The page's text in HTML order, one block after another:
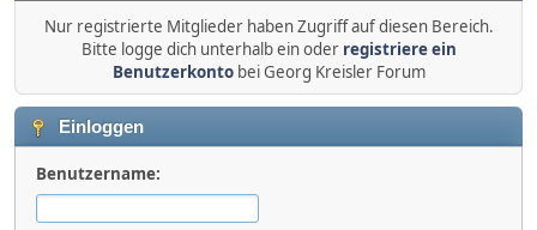
Nur registrierte Mitglieder haben Zugriff auf diesen Bereich.
Bitte logge dich unterhalb ein oder registriere ein
Benutzerkontobei Georg Kreisler Forum
Einloggen
Benutzername: